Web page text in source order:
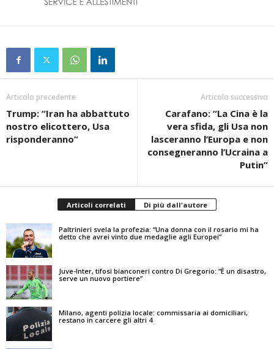
Articolo precedente
Trump: “Iran ha abbattuto
nostro elicottero, Usa
risponderanno”
Articolo successivo
Carafano: “La Cina è la
vera sfida, gli Usa non
lasceranno l’Europa e non
consegneranno l’Ucraina a
Putin”
Articoli correlati Di più dall'autore
Paltrinieri svela la profezia: “Una donna con il rosario mi ha
detto che avrei vinto due medaglie agli Europei”
Juve-Inter, tifosi bianconeri contro Di Gregorio: “È un disastro,
serve un nuovo portiere”
Milano, agenti polizia locale: commissaria ai domiciliari,
restano in carcere gli altri 4